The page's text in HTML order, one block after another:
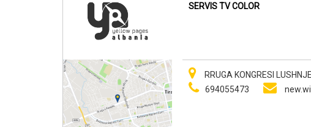
SERVIS TV COLOR
RRUGA KONGRESI
694055473